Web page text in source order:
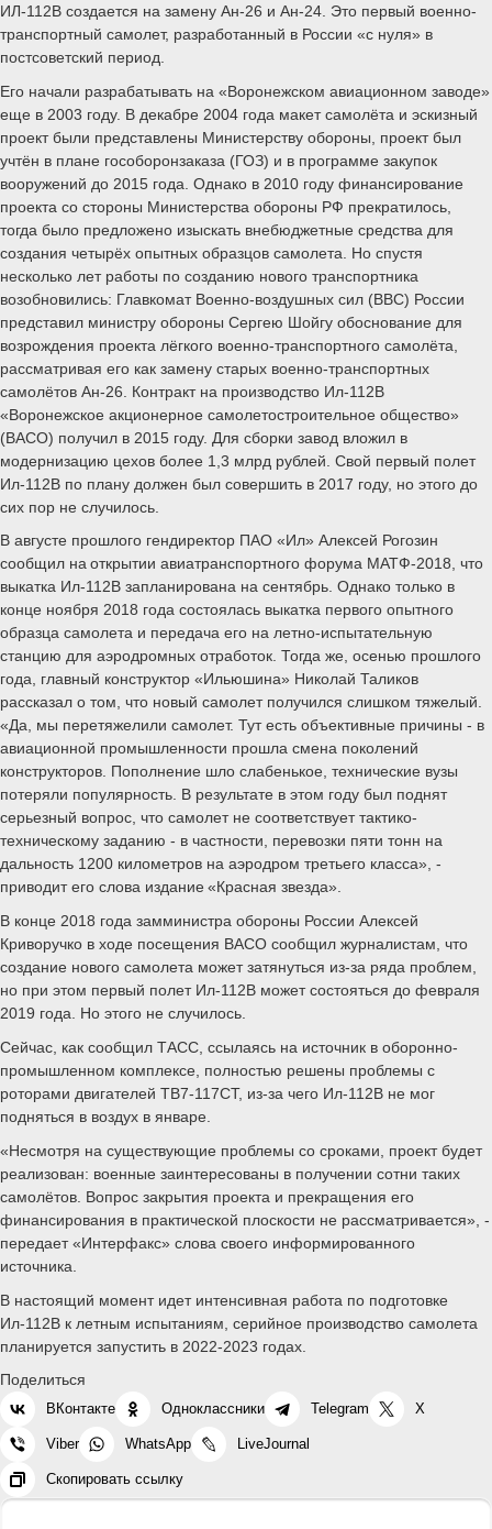
ИЛ-112В создается на замену Ан-26 и Ан-24. Это первый военно-
транспортный самолет, разработанный в России «с нуля» в
постсоветский период.
Его начали разрабатывать на «Воронежском авиационном заводе»
еще в 2003 году. В декабре 2004 года макет самолёта и эскизный
проект были представлены Министерству обороны, проект был
учтён в плане гособоронзаказа (ГОЗ) и в программе закупок
вооружений до 2015 года. Однако в 2010 году финансирование
проекта со стороны Министерства обороны РФ прекратилось,
тогда было предложено изыскать внебюджетные средства для
создания четырёх опытных образцов самолета. Но спустя
несколько лет работы по созданию нового транспортника
возобновились: Главкомат Военно-воздушных сил (ВВС) России
представил министру обороны Сергею Шойгу обоснование для
возрождения проекта лёгкого военно-транспортного самолёта,
рассматривая его как замену старых военно-транспортных
самолётов Ан-26. Контракт на производство Ил-112В
«Воронежское акционерное самолетостроительное общество»
(ВАСО) получил в 2015 году. Для сборки завод вложил в
модернизацию цехов более 1,3 млрд рублей. Свой первый полет
Ил-112В по плану должен был совершить в 2017 году, но этого до
сих пор не случилось.
В августе прошлого гендиректор ПАО «Ил» Алексей Рогозин
сообщил на открытии авиатранспортного форума МАТФ-2018, что
выкатка Ил-112В запланирована на сентябрь. Однако только в
конце ноября 2018 года состоялась выкатка первого опытного
образца самолета и передача его на летно-испытательную
станцию для аэродромных отработок. Тогда же, осенью прошлого
года, главный конструктор «Ильюшина» Николай Таликов
рассказал о том, что новый самолет получился слишком тяжелый.
«Да, мы перетяжелили самолет. Тут есть объективные причины - в
авиационной промышленности прошла смена поколений
конструкторов. Пополнение шло слабенькое, технические вузы
потеряли популярность. В результате в этом году был поднят
серьезный вопрос, что самолет не соответствует тактико-
техническому заданию - в частности, перевозки пяти тонн на
дальность 1200 километров на аэродром третьего класса», -
приводит его слова издание «Красная звезда».
В конце 2018 года замминистра обороны России Алексей
Криворучко в ходе посещения ВАСО сообщил журналистам, что
создание нового самолета может затянуться из-за ряда проблем,
но при этом первый полет Ил-112В может состояться до февраля
2019 года. Но этого не случилось.
Сейчас, как сообщил ТАСС, ссылаясь на источник в оборонно-
промышленном комплексе, полностью решены проблемы с
роторами двигателей ТВ7-117СТ, из-за чего Ил-112В не мог
подняться в воздух в январе.
«Несмотря на существующие проблемы со сроками, проект будет
реализован: военные заинтересованы в получении сотни таких
самолётов. Вопрос закрытия проекта и прекращения его
финансирования в практической плоскости не рассматривается», -
передает «Интерфакс» слова своего информированного
источника.
В настоящий момент идет интенсивная работа по подготовке
Ил-112В к летным испытаниям, серийное производство самолета
планируется запустить в 2022-2023 годах.
Поделиться
ВКонтакте Одноклассники Telegram X
Viber WhatsApp LiveJournal
Скопировать ссылку